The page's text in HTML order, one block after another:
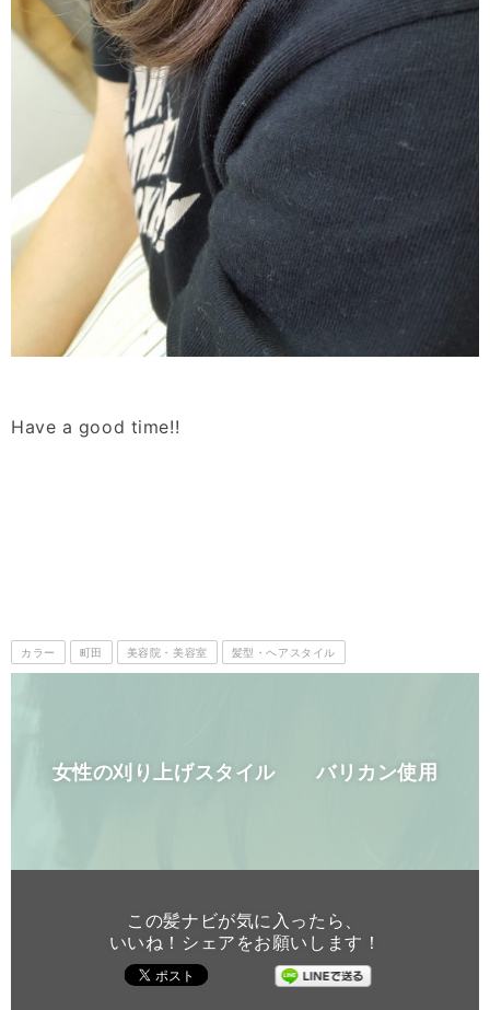
Have a good time!!
カラー 町田 美容院・美容室 髪型・ヘアスタイル
女性の刈り上げスタイル バリカン使用
この髪ナビが気に入ったら、
いいね！シェアをお願いします！